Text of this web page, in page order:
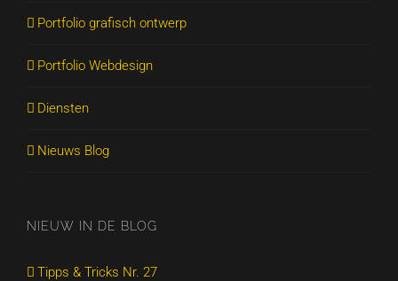
Portfolio grafisch ontwerp
Portfolio Webdesign
Diensten
Nieuws Blog
NIEUW IN DE BLOG
Tipps & Tricks Nr. 27